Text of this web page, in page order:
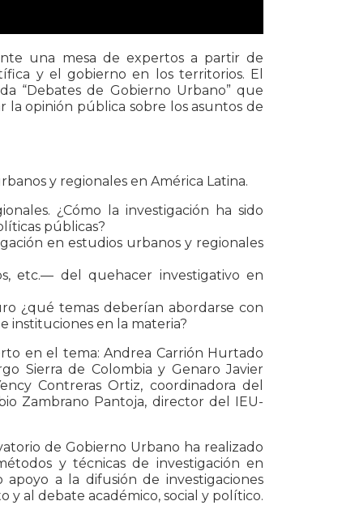
una mesa de expertos a partir de
y el gobierno en los territorios. El
“Debates de Gobierno Urbano” que
la opinión pública sobre los asuntos de
y regionales en América Latina.
¿Cómo la investigación ha sido
públicas?
en estudios urbanos y regionales
etc.— del quehacer investigativo en
¿qué temas deberían abordarse con
instituciones en la materia?
en el tema: Andrea Carrión Hurtado
Sierra de Colombia y Genaro Javier
Contreras Ortiz, coordinadora del
Zambrano Pantoja, director del IEU-
de Gobierno Urbano ha realizado
y técnicas de investigación en
apoyo a la difusión de investigaciones
y al debate académico, social y político.